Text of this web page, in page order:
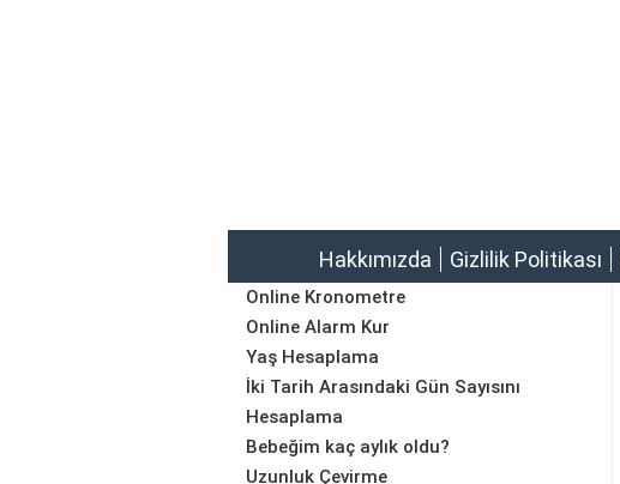
Hakkımızda Gizlilik Politikası
Online Kronometre
Online Alarm Kur
Yaş Hesaplama
İki Tarih Arasındaki Gün Sayısını
Hesaplama
Bebeğim kaç aylık oldu?
Uzunluk Çevirme